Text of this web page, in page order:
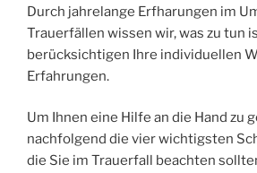
Durch jahrelange Erfharungen im
Trauerfällen wissen wir, was zu tun
berücksichtigen Ihre individuellen
Erfahrungen.
Um Ihnen eine Hilfe an die Hand zu
nachfolgend die vier wichtigsten
die Sie im Trauerfall beachten